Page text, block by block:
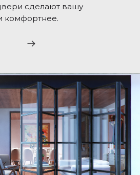
сделают вашу
комфортнее.